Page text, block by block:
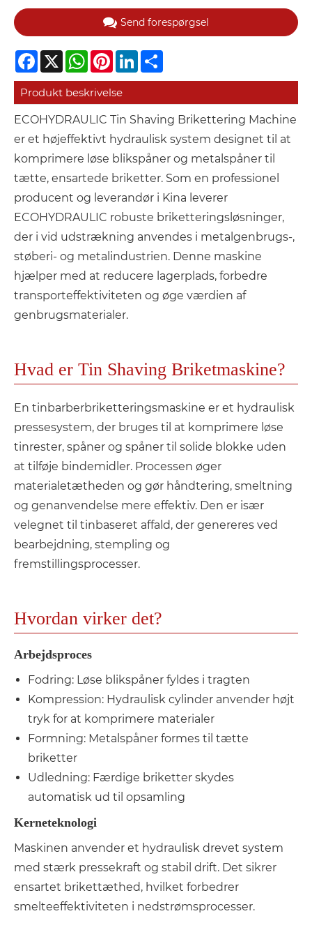
Send forespørgsel
Facebook
X WhatsApp
PinterestLinkedIn
Produkt beskrivelse
ECOHYDRAULIC Tin Shaving Brikettering Machine
er et højeffektivt hydraulisk system designet til at
komprimere løse blikspåner og metalspåner til
tætte, ensartede briketter. Som en professionel
producent og leverandør i Kina leverer
ECOHYDRAULIC robuste briketteringsløsninger,
der i vid udstrækning anvendes i metalgenbrugs-,
støberi- og metalindustrien. Denne maskine
hjælper med at reducere lagerplads, forbedre
transporteffektiviteten og øge værdien af ​​
genbrugsmaterialer.
Hvad er Tin Shaving Briketmaskine?
En tinbarberbriketteringsmaskine er et hydraulisk
pressesystem, der bruges til at komprimere løse
tinrester, spåner og spåner til solide blokke uden
at tilføje bindemidler. Processen øger
materialetætheden og gør håndtering, smeltning
og genanvendelse mere effektiv. Den er især
velegnet til tinbaseret affald, der genereres ved
bearbejdning, stempling og
fremstillingsprocesser.
Hvordan virker det?
Arbejdsproces
Fodring: Løse blikspåner fyldes i tragten
Kompression: Hydraulisk cylinder anvender højt
tryk for at komprimere materialer
Formning: Metalspåner formes til tætte
briketter
Udledning: Færdige briketter skydes
automatisk ud til opsamling
Kerneteknologi
Maskinen anvender et hydraulisk drevet system
med stærk pressekraft og stabil drift. Det sikrer
ensartet brikettæthed, hvilket forbedrer
smelteeffektiviteten i nedstrømsprocesser.